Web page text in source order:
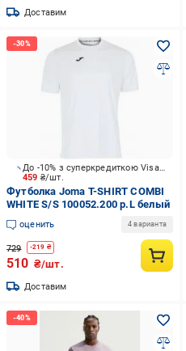
Доставим
459 ₴/шт.
До -10% з суперкредиткою Visa Вигода
Футболка Joma T-SHIRT COMBI
WHITE S/S 100052.200 р.L белый
оценить 4 варианта
729 -219 ₴
510 ₴/шт.
Доставим